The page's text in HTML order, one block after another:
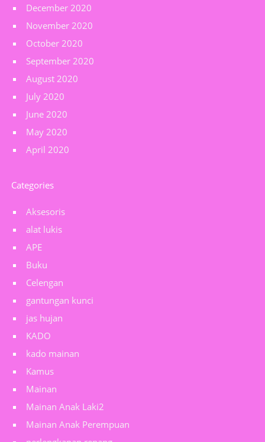
December 2020
November 2020
October 2020
September 2020
August 2020
July 2020
June 2020
May 2020
April 2020
Categories
Aksesoris
alat lukis
APE
Buku
Celengan
gantungan kunci
jas hujan
KADO
kado mainan
Kamus
Mainan
Mainan Anak Laki2
Mainan Anak Perempuan